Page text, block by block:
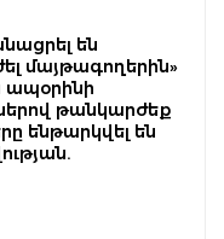
են
մայթագողերին»
ապօրինի
թանկարժեք
ենթարկվել են